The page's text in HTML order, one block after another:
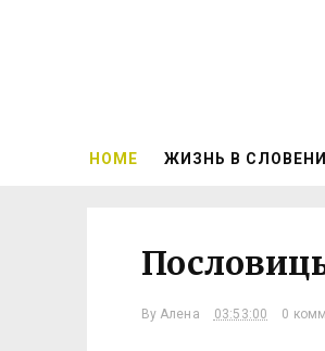
HOME ЖИЗНЬ В
By Алена 03:53:00 0